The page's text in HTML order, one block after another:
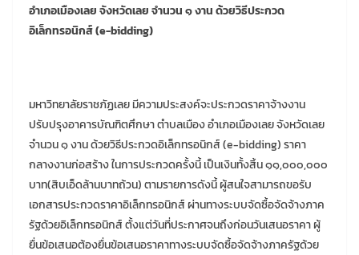
อำเภอเมืองเลย จังหวัดเลย จำนวน ๑ งาน ด้วยวิธีประกวด
อิเล็กทรอนิกส์ (e-bidding)
มหาวิทยาลัยราชภัฏเลย มีความประสงค์จะประกวดราคาจ้างงาน
ปรับปรุงอาคารบัณฑิตศึกษา ตำบลเมือง อำเภอเมืองเลย จังหวัดเลย
จำนวน ๑ งาน ด้วยวิธีประกวดอิเล็กทรอนิกส์ (e-bidding) ราคา
กลางงานก่อสร้าง ในการประกวดครั้งนี้ เป็นเงินทั้งสิ้น ๑๑,๐๐๐,๐๐๐
บาท(สิบเอ็ดล้านบาทถ้วน) ตามรายการดังนี้ ผู้สนใจสามารถขอรับ
เอกสารประกวดราคาอิเล็กทรอนิกส์ ผ่านทางระบบจัดซื้อจัดจ้างภาค
รัฐด้วยอิเล็กทรอนิกส์ ตั้งแต่วันที่ประกาศจนถึงก่อนวันเสนอราคา ผู้
ยื่นข้อเสนอต้องยื่นข้อเสนอราคาทางระบบจัดซื้อจัดจ้างภาครัฐด้วย